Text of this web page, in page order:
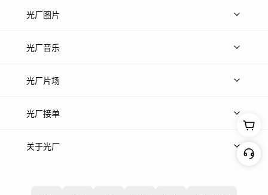
上传视频
光厂图片
上传图片
光厂音乐
热门音乐
光厂片场
上传案例
光厂接单
上架服务
关于光厂